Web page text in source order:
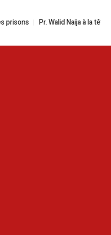
Pr. Walid Naija à la tête de la